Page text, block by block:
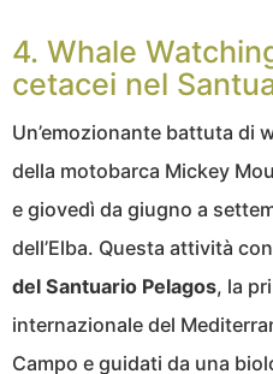
4. Whale
cetacei nel
Un’emozionante battuta di
della motobarca Mickey
e giovedì da giugno a
dell’Elba. Questa attività
del Santuario Pelagos, la
internazionale del
Campo e guidati da una